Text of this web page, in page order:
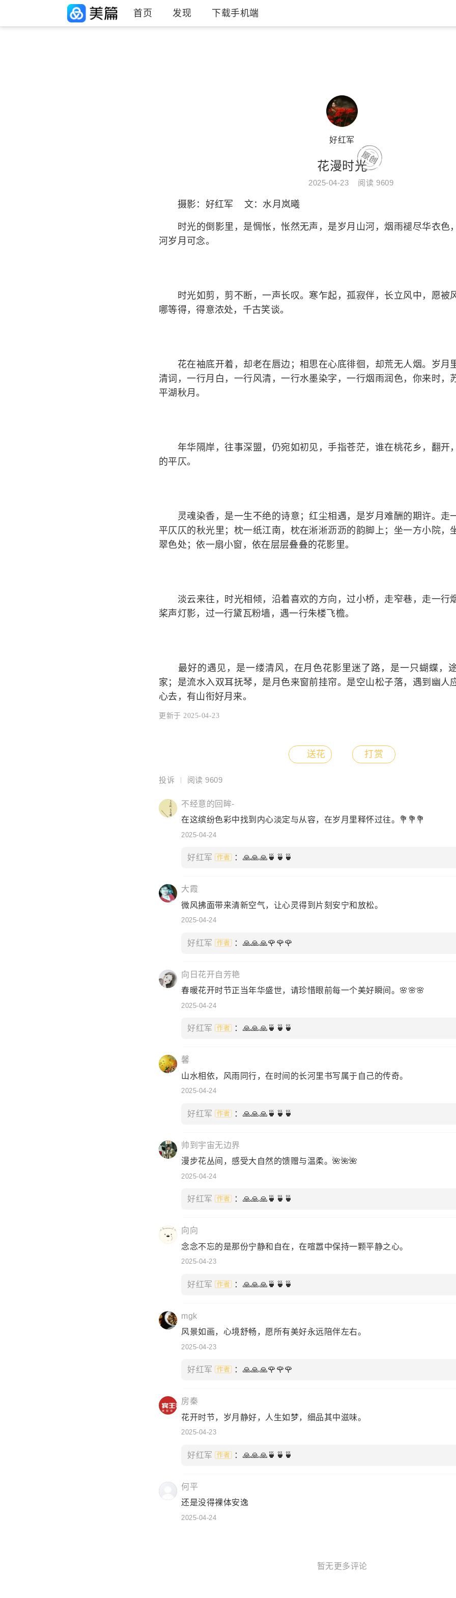
首页 发现 下载手机端
好红军
花漫时光
2025-04-23 阅读 9609
摄影：好红军 文：水月岚曦
时光的倒影里，是惆怅，怅然无声，是岁月山河，烟雨褪尽华衣色
河岁月可念。
时光如剪，剪不断，一声长叹。寒乍起，孤寂伴，长立风中，愿被
哪等得，得意浓处，千古笑谈。
花在袖底开着，却老在唇边；相思在心底徘徊，却荒无人烟。岁月
清词，一行月白，一行风清，一行水墨染字，一行烟雨润色，你来时，
平湖秋月。
年华隔岸，往事深盟，仍宛如初见，手指苍茫，谁在桃花乡，翻开
的平仄。
灵魂染香，是一生不绝的诗意；红尘相遇，是岁月难酬的期许。走
平仄仄的秋光里；枕一纸江南，枕在淅淅沥沥的韵脚上；坐一方小院，
翠色处；依一扇小窗，依在层层叠叠的花影里。
淡云来往，时光相倾，沿着喜欢的方向，过小桥，走窄巷，走一行
桨声灯影，过一行黛瓦粉墙，遇一行朱楼飞檐。
最好的遇见，是一缕清风，在月色花影里迷了路，是一只蝴蝶，
家；是流水入双耳抚琴，是月色来窗前挂帘。是空山松子落，遇到幽人
心去，有山衔好月来。
更新于 2025-04-23
送花 打赏
投诉 阅读 9609
不经意的回眸-
在这缤纷色彩中找到内心淡定与从容，在岁月里释怀过往。💐💐💐
2025-04-24
好红军 ：🙏🙏🙏🍵🍵🍵
大霞
微风拂面带来清新空气，让心灵得到片刻安宁和放松。
2025-04-24
好红军 ：🙏🙏🙏🌹🌹🌹
向日花开自芳艳
春暖花开时节正当年华盛世，请珍惜眼前每一个美好瞬间。🌸🌸🌸
2025-04-24
好红军 ：🙏🙏🙏🍵🍵🍵
馨
山水相依，风雨同行，在时间的长河里书写属于自己的传奇。
2025-04-24
好红军 ：🙏🙏🙏🍵🍵🍵
帅到宇宙无边界
漫步花丛间，感受大自然的馈赠与温柔。🌺🌺🌺
2025-04-24
好红军 ：🙏🙏🙏🍵🍵🍵
向向
念念不忘的是那份宁静和自在，在喧嚣中保持一颗平静之心。
2025-04-23
好红军 ：🙏🙏🙏🍵🍵🍵
mgk
风景如画，心境舒畅，愿所有美好永远陪伴左右。
2025-04-23
好红军 ：🙏🙏🙏🌹🌹🌹
房秦
花开时节，岁月静好，人生如梦，细品其中滋味。
2025-04-23
好红军 ：🙏🙏🙏🍵🍵🍵
何平
还是没得裸体安逸
2025-04-24
暂无更多评论